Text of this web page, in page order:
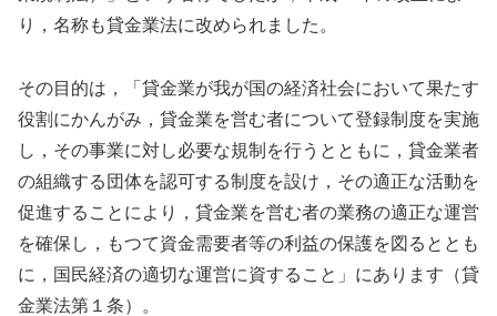
り，名称も貸金業法に改められました。
その目的は，「貸金業が我が国の経済社会において果たす
役割にかんがみ，貸金業を営む者について登録制度を実施
し，その事業に対し必要な規制を行うとともに，貸金業者
の組織する団体を認可する制度を設け，その適正な活動を
促進することにより，貸金業を営む者の業務の適正な運営
を確保し，もつて資金需要者等の利益の保護を図るととも
に，国民経済の適切な運営に資すること」にあります（貸
金業法第１条）。